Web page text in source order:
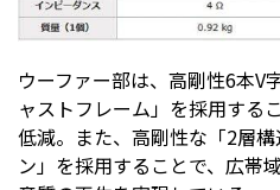
ウーファー部は、高剛性6本V
ャストフレーム」を採用する
低減。また、高剛性な「2層
ン」を採用することで、広帯